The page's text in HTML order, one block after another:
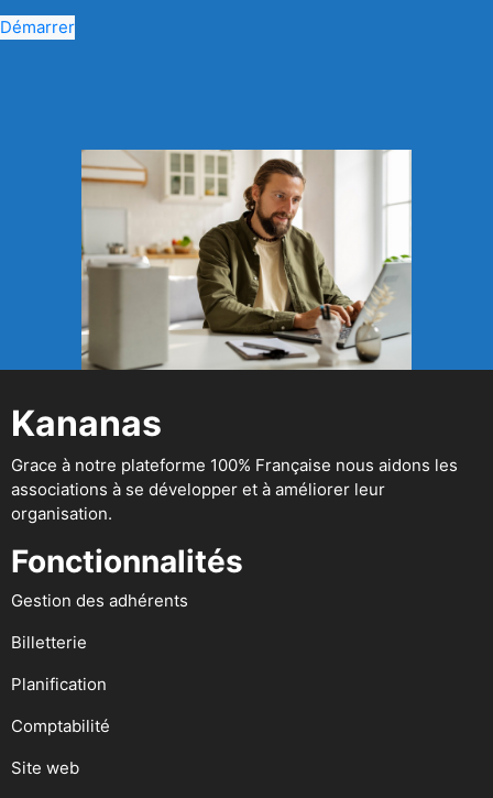
Démarrer
Kananas
Grace à notre plateforme 100% Française nous aidons les
associations à se développer et à améliorer leur
organisation.
Fonctionnalités
Gestion des adhérents
Billetterie
Planification
Comptabilité
Site web